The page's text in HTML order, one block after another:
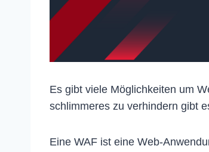
Es gibt viele Möglichkeiten um
schlimmeres zu verhindern gibt
Eine WAF ist eine Web-